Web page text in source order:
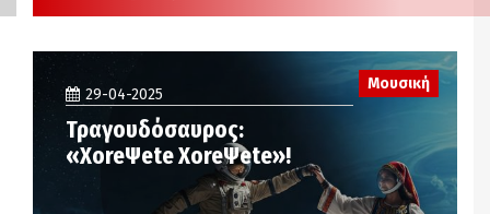
Μουσική
29-04-2025
Τραγουδόσαυρος:
«XoreΨete XoreΨete»!